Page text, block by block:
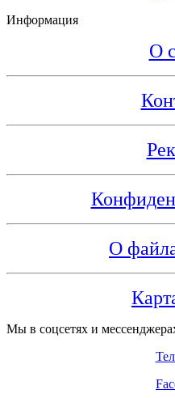
Информация
О
О
Мы в соцсетях и